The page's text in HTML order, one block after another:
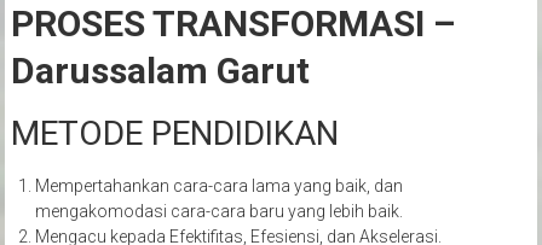
PROSES TRANSFORMASI –
Darussalam Garut
METODE PENDIDIKAN
Mempertahankan cara-cara lama yang baik, dan
mengakomodasi cara-cara baru yang lebih baik.
Mengacu kepada Efektifitas, Efesiensi, dan Akselerasi.